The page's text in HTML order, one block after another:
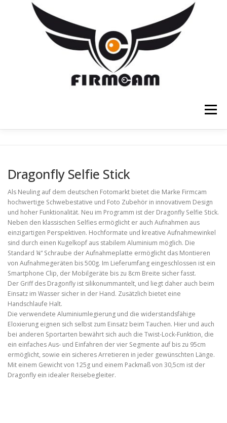
Menü
ÜBER FIRMCAM
Dragonfly Selfie Stick
Als Neuling auf dem deutschen Fotomarkt bietet die Marke Firmcam
hochwertige Schwebestative und Foto Zubehör in innovativem Design
und hoher Funktionalität. Neu im Programm ist der Dragonfly Selfie Stick.
Neben den klassischen Selfies ermöglicht er auch Aufnahmen aus
einzigartigen Perspektiven. Hochformate und kreative Aufnahmewinkel
sind durch einen Kugelkopf aus stabilem Aluminium möglich. Die
Standard ¼“ Schraube der Aufnahmeplatte ermöglicht das Montieren
von Aufnahmegeräten bis 500g. Im Lieferumfang eingeschlossen ist ein
Smartphone Clip, der Mobilgeräte bis zu 8cm Breite sicher fasst.
Der Griff des Dragonfly ist silikonummantelt, und liegt daher auch beim
Einsatz im Wasser sicher in der Hand. Zusätzlich bietet eine
Handschlaufe Halt.
Die verwendete Aluminiumlegierung und die widerstandsfähige
Eloxierung eignen sich selbst zum Einsatz beim Tauchen. Hier und auch
bei anderen Sportarten bewährt sich auch die Twist-Lock-Funktion, die
ein einfaches Aus- und Einfahren der vier Segmente auf bis zu 95cm
ermöglicht, sowie ein sicheres Arretieren in jeder gewünschten Länge.
Mit einem Gewicht von 125g und einem Packmaß von 30,5cm ist der
Dragonfly ein idealer Reisebegleiter.